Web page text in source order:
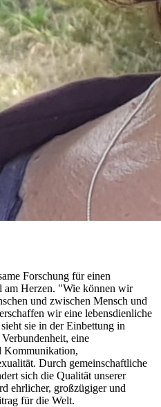
Forschung für einen
am Herzen. "Wie können wir
und zwischen Mensch und
wir eine lebensdienliche
sie in der Einbettung in
eine
Kommunikation,
Durch gemeinschaftliche
sich die Qualität unserer
ehrlicher, großzügiger und
für die Welt.